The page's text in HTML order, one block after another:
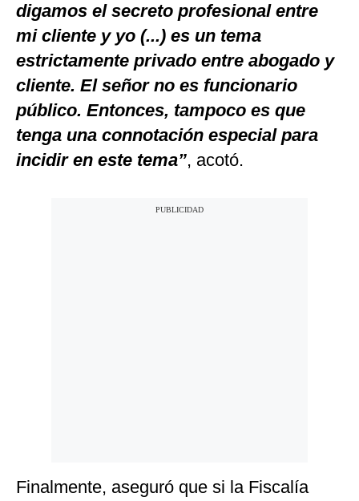
digamos el secreto profesional entre
mi cliente y yo (...) es un tema
estrictamente privado entre abogado y
cliente. El señor no es funcionario
público. Entonces, tampoco es que
tenga una connotación especial para
incidir en este tema”, acotó.
Finalmente, aseguró que si la Fiscalía